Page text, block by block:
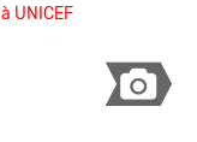
UNICEF